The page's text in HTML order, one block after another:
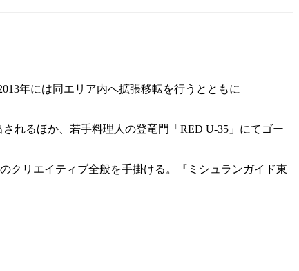
年には同エリア内へ拡張移転を行うとともに
れるほか、若手料理人の登竜門「RED U-35」にてゴー
クリエイティブ全般を手掛ける。『ミシュランガイド東